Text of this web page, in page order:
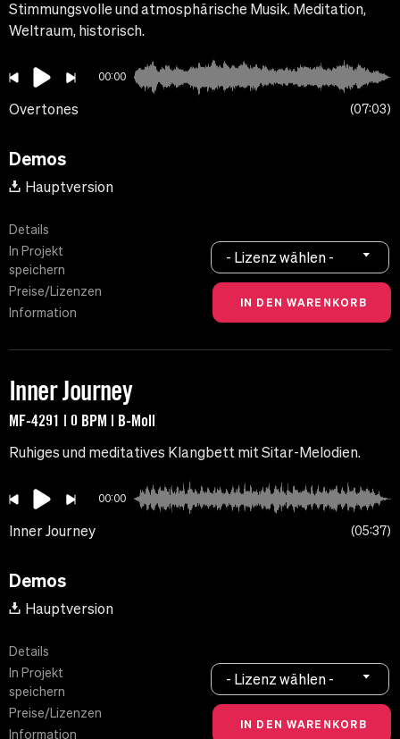
Stimmungsvolle und atmosphärische Musik. Meditation,
Weltraum, historisch.
00:00
Overtones 07:03
Demos
Hauptversion
Details
In Projekt
speichern
Preise/Lizenzen
Information
- Lizenz wählen -
Inner Journey
MF-4291 | 0 BPM | B-Moll
Ruhiges und meditatives Klangbett mit Sitar-Melodien.
00:00
Inner Journey 05:37
Demos
Hauptversion
Details
In Projekt
speichern
Preise/Lizenzen
Information
- Lizenz wählen -